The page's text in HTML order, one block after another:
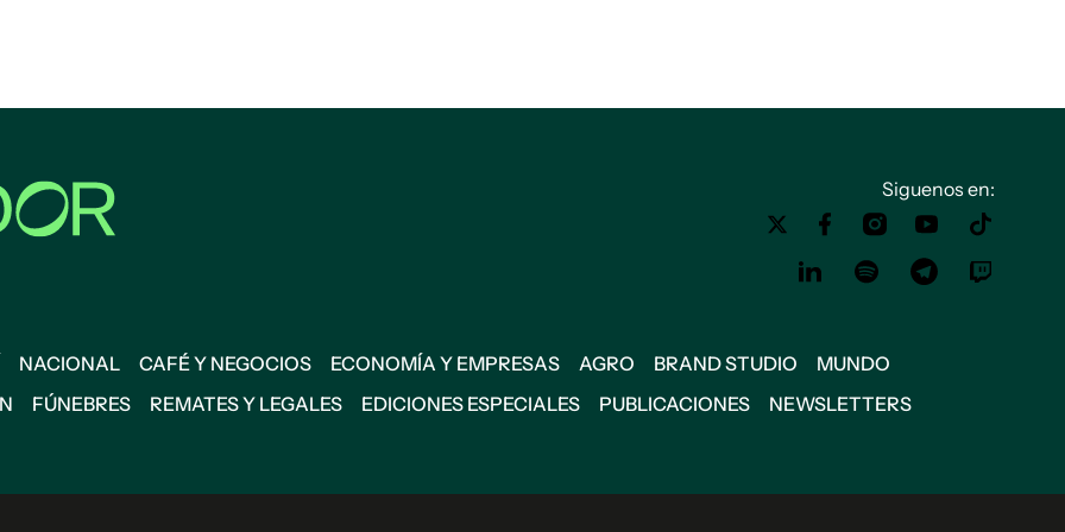
Siguenos en:
NACIONAL CAFÉ Y NEGOCIOS ECONOMÍA Y EMPRESAS AGRO BRAND STUDIO
MUNDO
FÚNEBRES REMATES Y LEGALES EDICIONES ESPECIALES PUBLICACIONES NEWSLETTERS